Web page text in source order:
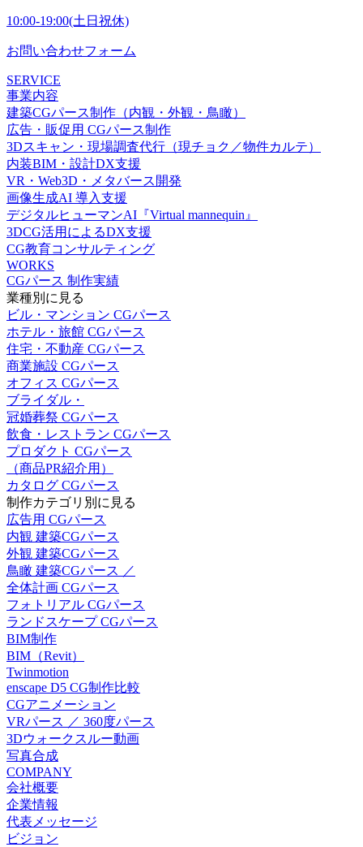
10:00-19:00(土日祝休)
お問い合わせフォーム
SERVICE
事業内容
建築CGパース制作（内観・外観・鳥瞰）
広告・販促用 CGパース制作
3Dスキャン・現場調査代行（現チョク／物件カルテ）
内装BIM・設計DX支援
VR・Web3D・メタバース開発
画像生成AI 導入支援
デジタルヒューマンAI『Virtual mannequin』
3DCG活用によるDX支援
CG教育コンサルティング
WORKS
CGパース 制作実績
業種別に見る
ビル・マンション CGパース
ホテル・旅館 CGパース
住宅・不動産 CGパース
商業施設 CGパース
オフィス CGパース
ブライダル・
冠婚葬祭 CGパース
飲食・レストラン CGパース
プロダクト CGパース
（商品PR紹介用）
カタログ CGパース
制作カテゴリ別に見る
広告用 CGパース
内観 建築CGパース
外観 建築CGパース
鳥瞰 建築CGパース ／
全体計画 CGパース
フォトリアル CGパース
ランドスケープ CGパース
BIM制作
BIM（Revit）
Twinmotion
enscape D5 CG制作比較
CGアニメーション
VRパース ／ 360度パース
3Dウォークスルー動画
写真合成
COMPANY
会社概要
企業情報
代表メッセージ
ビジョン